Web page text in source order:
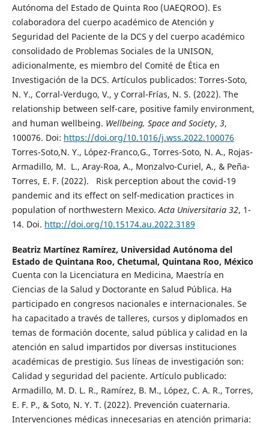
Autónoma del Estado de Quinta Roo (UAEQROO). Es
colaboradora del cuerpo académico de Atención y
Seguridad del Paciente de la DCS y del cuerpo académico
consolidado de Problemas Sociales de la UNISON,
adicionalmente, es miembro del Comité de Ética en
Investigación de la DCS. Artículos publicados: Torres-Soto,
N. Y., Corral-Verdugo, V., y Corral-Frías, N. S. (2022). The
relationship between self-care, positive family environment,
and human wellbeing. Wellbeing, Space and Society, 3,
100076. Doi: https://doi.org/10.1016/j.wss.2022.100076
Torres-Soto,N. Y., López-Franco,G., Torres-Soto, N. A., Rojas-
Armadillo, M. L., Aray-Roa, A., Monzalvo-Curiel, A., & Peña-
Torres, E. F. (2022). Risk perception about the covid-19
pandemic and its effect on self-medication practices in
population of northwestern Mexico.Acta Universitaria 32, 1-
14. Doi. http://doi.org/10.15174.au.2022.3189
Beatriz Martínez Ramírez, Universidad Autónoma del
Estado de Quintana Roo, Chetumal, Quintana Roo, México
Cuenta con la Licenciatura en Medicina, Maestría en
Ciencias de la Salud y Doctorante en Salud Pública. Ha
participado en congresos nacionales e internacionales. Se
ha capacitado a través de talleres, cursos y diplomados en
temas de formación docente, salud pública y calidad en la
atención en salud impartidos por diversas instituciones
académicas de prestigio. Sus líneas de investigación son:
Calidad y seguridad del paciente. Artículo publicado:
Armadillo, M. D. L. R., Ramírez, B. M., López, C. A. R., Torres,
E. F. P., & Soto, N. Y. T. (2022). Prevención cuaternaria.
Intervenciones médicas innecesarias en atención primaria: